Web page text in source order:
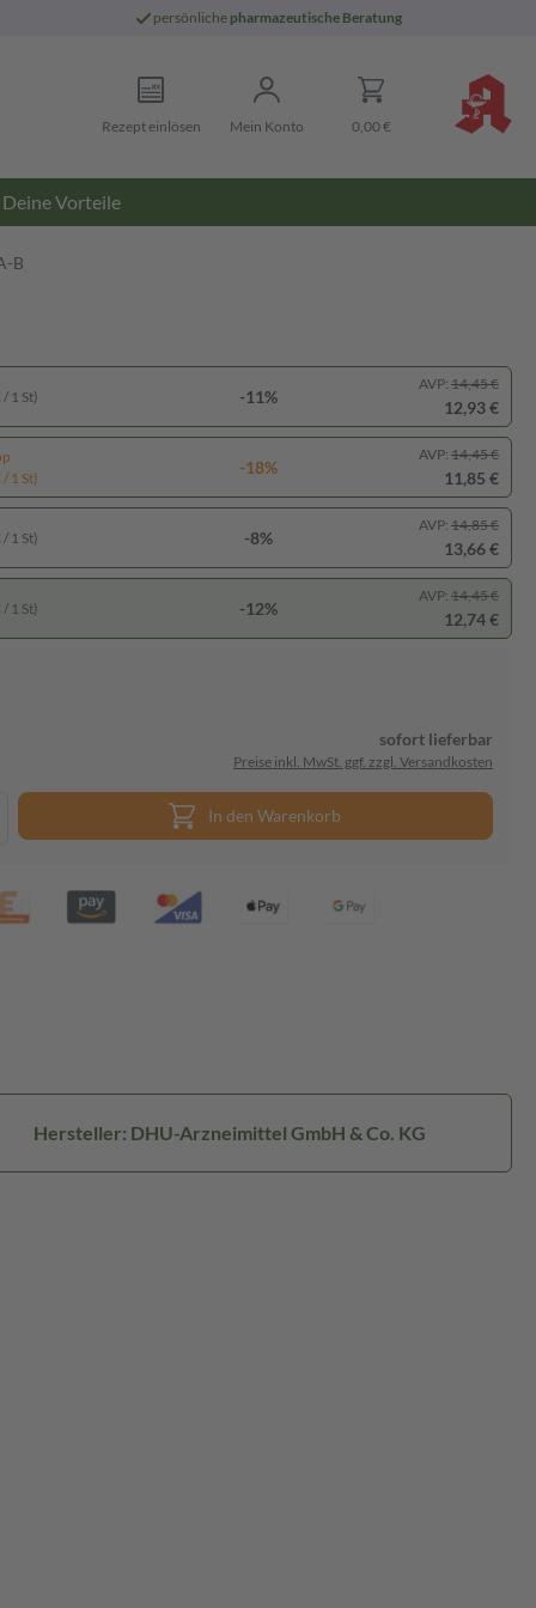
persönliche pharmazeutische Beratung
Rezept einlösen Mein Konto 0,00 €
Deine Vorteile
B
1 St) -11%
AVP: 14,45 €
12,93 €
1 St)
-18%
AVP: 14,45 €
11,85 €
1 St) -8%
AVP: 14,85 €
13,66 €
1 St) -12%
AVP: 14,45 €
12,74 €
sofort lieferbar
Preise inkl. MwSt. ggf. zzgl. Versandkosten
In den Warenkorb
Hersteller: DHU-Arzneimittel GmbH & Co. KG